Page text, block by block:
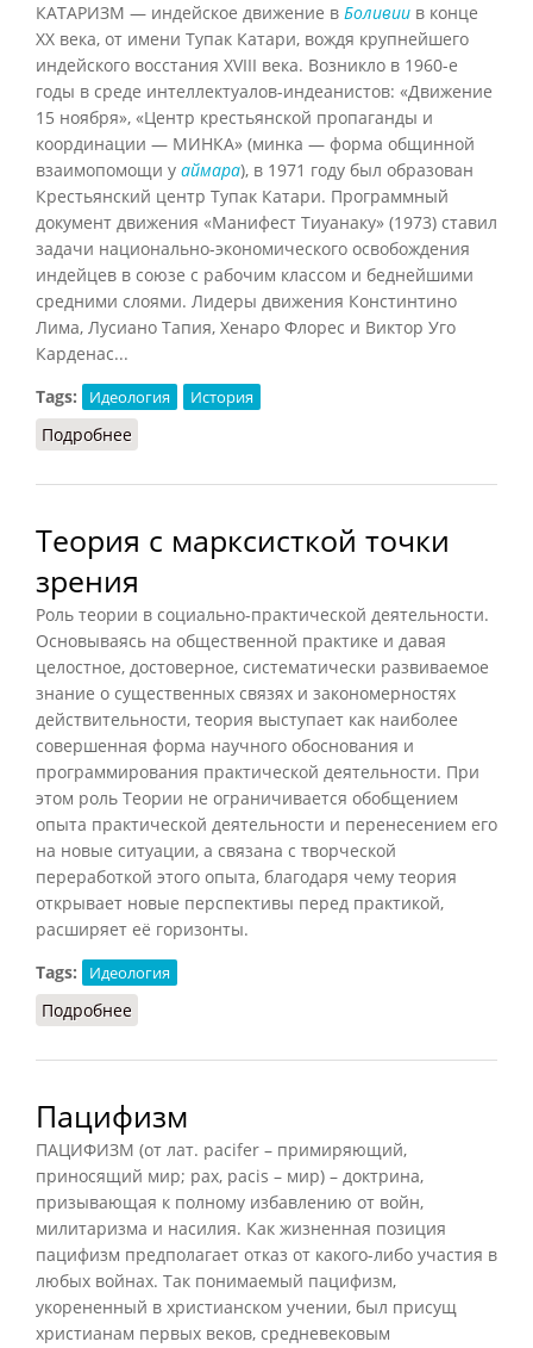
КАТАРИЗМ — индейское движение в Боливии в конце
XX века, от имени Тупак Катари, вождя крупнейшего
индейского восстания XVIII века. Возникло в 1960-е
годы в среде интеллектуалов-индеанистов: «Движение
15 ноября», «Центр крестьянской пропаганды и
координации — МИНКА» (минка — форма общинной
взаимопомощи у аймара), в 1971 году был образован
Крестьянский центр Тупак Катари. Программный
документ движения «Манифест Тиуанаку» (1973) ставил
задачи национально-экономического освобождения
индейцев в союзе с рабочим классом и беднейшими
средними слоями. Лидеры движения Констинтино
Лима, Лусиано Тапия, Хенаро Флорес и Виктор Уго
Карденас...
Tags:
Идеология История
Подробнее
Теория с марксисткой точки
зрения
Роль теории в социально-практической деятельности.
Основываясь на общественной практике и давая
целостное, достоверное, систематически развиваемое
знание о существенных связях и закономерностях
действительности, теория выступает как наиболее
совершенная форма научного обоснования и
программирования практической деятельности. При
этом роль Теории не ограничивается обобщением
опыта практической деятельности и перенесением его
на новые ситуации, а связана с творческой
переработкой этого опыта, благодаря чему теория
открывает новые перспективы перед практикой,
расширяет её горизонты.
Tags:
Идеология
Подробнее
Пацифизм
ПАЦИФИЗМ (от лат. pacifer – примиряющий,
приносящий мир; pax, pacis – мир) – доктрина,
призывающая к полному избавлению от войн,
милитаризма и насилия. Как жизненная позиция
пацифизм предполагает отказ от какого-либо участия в
любых войнах. Так понимаемый пацифизм,
укорененный в христианском учении, был присущ
христианам первых веков, средневековым